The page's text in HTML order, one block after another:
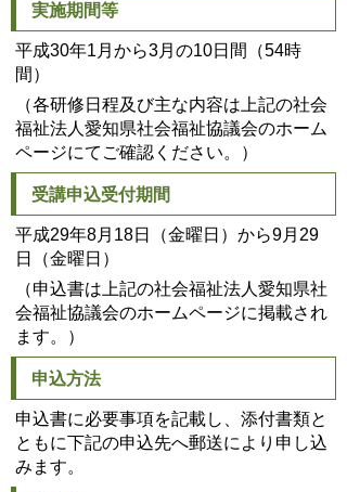
実施期間等
平成30年1月から3月の10日間（54時
間）
（各研修日程及び主な内容は上記の社会
福祉法人愛知県社会福祉協議会のホーム
ページにてご確認ください。）
受講申込受付期間
平成29年8月18日（金曜日）から9月29
日（金曜日）
（申込書は上記の社会福祉法人愛知県社
会福祉協議会のホームページに掲載され
ます。）
申込方法
申込書に必要事項を記載し、添付書類と
ともに下記の申込先へ郵送により申し込
みます。